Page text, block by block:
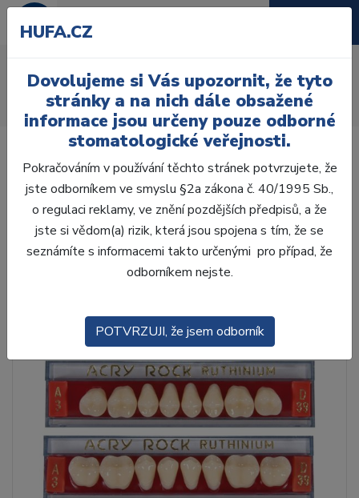
Úvod Zuby
AcryRock
AcryRock frontální D 6 ks I65, A2
HUFA.CZ
Dovolujeme si Vás upozornit, že tyto
stránky a na nich dále obsažené
informace jsou určeny pouze odborné
stomatologické veřejnosti.
Pokračováním v používání těchto stránek potvrzujete, že
jste odborníkem ve smyslu §2a zákona č. 40/1995 Sb.,
o regulaci reklamy, ve znění pozdějších předpisů, a že
jste si vědom(a) rizik, která jsou spojena s tím, že se
seznámíte s informacemi takto určenými pro případ, že
odborníkem nejste.
POTVRZUJI, že jsem odborník